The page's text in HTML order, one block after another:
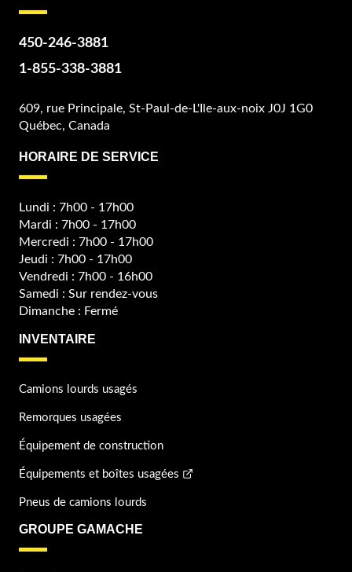
450-246-3881
1-855-338-3881
609, rue Principale, St-Paul-de-L'Ile-aux-noix J0J 1G0
Québec, Canada
HORAIRE DE SERVICE
Lundi : 7h00 - 17h00
Mardi : 7h00 - 17h00
Mercredi : 7h00 - 17h00
Jeudi : 7h00 - 17h00
Vendredi : 7h00 - 16h00
Samedi : Sur rendez-vous
Dimanche : Fermé
INVENTAIRE
Camions lourds usagés
Remorques usagées
Équipement de construction
Équipements et boîtes usagées
Pneus de camions lourds
GROUPE GAMACHE